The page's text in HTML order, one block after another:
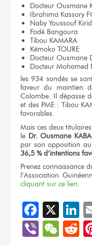
Docteur Ousmane
Ibrahima Kassory
Naby Youssouf
Fodé Bangoura
Tibou KAMARA
Kémoko TOURE
Docteur Ousmane
Docteur Mohamed
les 934 sondés se
faveur du maintien
Colombe. Il dépasse
et des PME : Tibou
favorables.
Mais ces deux
le Dr. Ousmane KABA
par son opposition
36,5 % d’intentions
Prenez connaissance
l’Association
cliquant sur ce lien.
X
Viber